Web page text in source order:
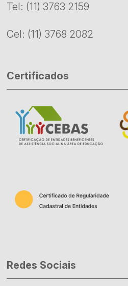
Tel: (11) 3763 2159
Cel: (11) 3768 2082
Certificados
Redes Sociais